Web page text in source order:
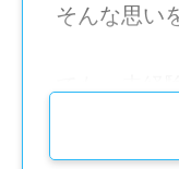
そんな思い
でも、未経
がサポー
挑戦できる